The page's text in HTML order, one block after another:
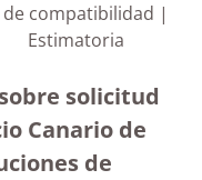
compatibilidad |
Estimatoria
solicitud
Canario de
de